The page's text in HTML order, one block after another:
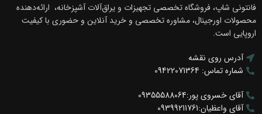
فانتونی شاپ، فروشگاه تخصصی تجهیزات و یراق‌آلات آشپزخانه، ارائه‌دهنده
محصولات اورجینال، مشاوره تخصصی و خرید آنلاین و حضوری با کیفیت
اروپایی است.
آدرس روی نقشه
شماره تماس: 09422071364
آقای خسروی پور:09355588064
آقای واعظیان:09399211761